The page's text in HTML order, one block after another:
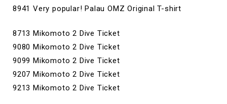
8941 Very popular! Palau OMZ Original T-shirt
8713 Mikomoto 2 Dive Ticket
9080 Mikomoto 2 Dive Ticket
9099 Mikomoto 2 Dive Ticket
9207 Mikomoto 2 Dive Ticket
9213 Mikomoto 2 Dive Ticket